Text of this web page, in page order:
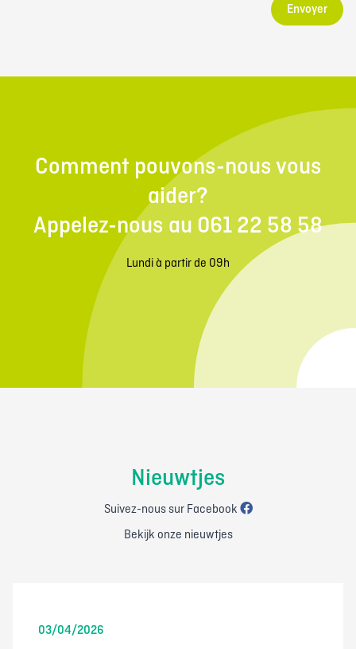
Envoyer
Comment pouvons-nous vous
aider?
Appelez-nous au 061 22 58 58
Lundi à partir de 09h
Nieuwtjes
Suivez-nous sur Facebook
Bekijk onze nieuwtjes
03/04/2026